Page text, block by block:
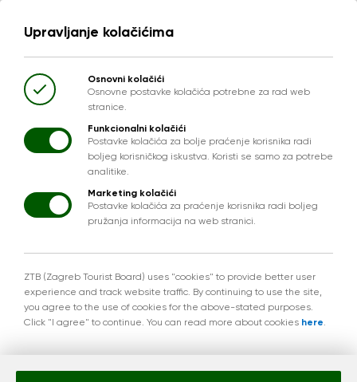
Upravljanje kolačićima
Osnovni kolačići
Osnovne postavke kolačića potrebne za rad web
stranice.
Funkcionalni kolačići
Postavke kolačića za bolje praćenje korisnika radi
boljeg korisničkog iskustva. Koristi se samo za potrebe
analitike.
Marketing kolačići
Postavke kolačića za praćenje korisnika radi boljeg
pružanja informacija na web stranici.
ZTB (Zagreb Tourist Board) uses "cookies" to provide better user
experience and track website traffic. By continuing to use the site,
you agree to the use of cookies for the above-stated purposes.
Click "I agree" to continue. You can read more about cookies here.